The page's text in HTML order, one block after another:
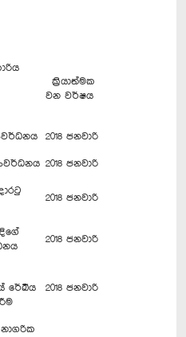
ක්‍රියාත්මක
වන වර්ෂය
2018 ජනවාරි
2018 ජනවාරි
2018 ජනවාරි
2018 ජනවාරි
රේඛීය
2018 ජනවාරි